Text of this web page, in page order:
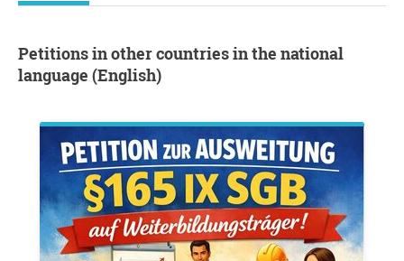
Petitions in other countries in the national
language (English)